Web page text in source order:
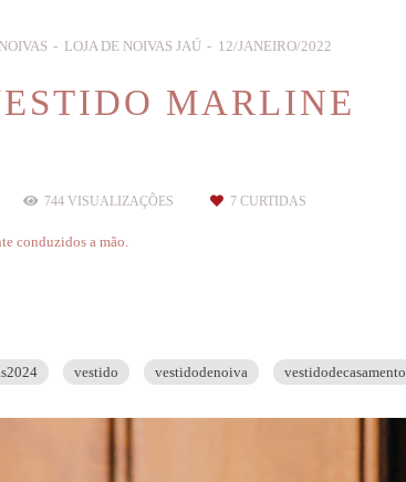
NOIVAS LOJA DE NOIVAS JAÚ 12/JANEIRO/2022
MARLINE
744 VISUALIZAÇÕES 7 CURTIDAS
conduzidos a mão.
vestido vestidodenoiva vestidodecasamento